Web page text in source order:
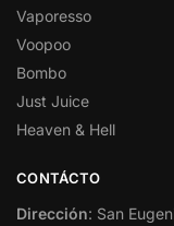
Vaporesso
Voopoo
Bombo
Just Juice
Heaven & Hell
CONTÁCTO
Dirección: San